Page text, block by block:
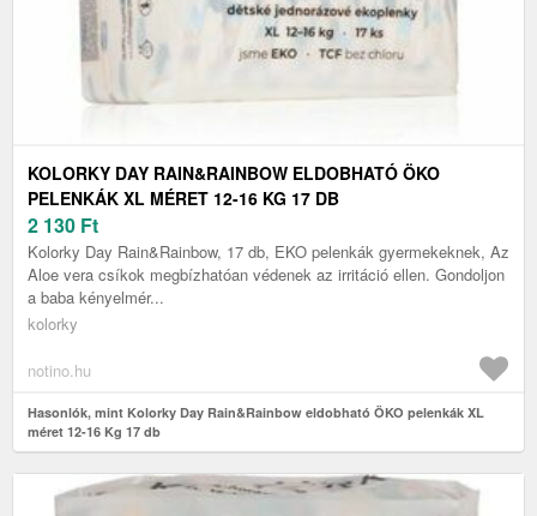
KOLORKY DAY RAIN&RAINBOW ELDOBHATÓ ÖKO
PELENKÁK XL MÉRET 12-16 KG 17 DB
2 130 Ft
Kolorky Day Rain&Rainbow, 17 db, EKO pelenkák gyermekeknek, Az
Aloe vera csíkok megbízhatóan védenek az irritáció ellen. Gondoljon
a baba kényelmér...
kolorky
notino.hu
Hasonlók, mint Kolorky Day Rain&Rainbow eldobható ÖKO pelenkák XL
méret 12-16 Kg 17 db